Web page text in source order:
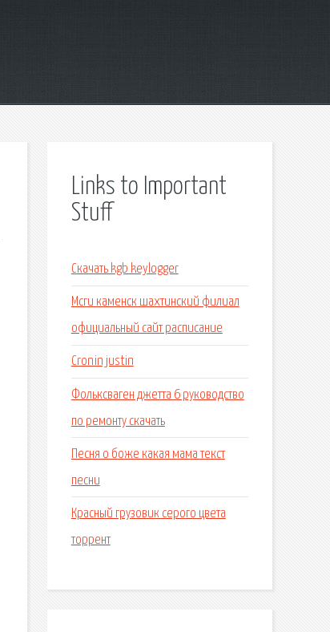
Links to Important
Stuff
Скачать kgb keylogger
Мсги каменск шахтинский филиал
официальный сайт расписание
Cronin justin
Фольксваген джетта 6 руководство
по ремонту скачать
Песня о боже какая мама текст
песни
Красный грузовик серого цвета
торрент